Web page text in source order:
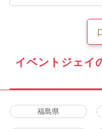
イベントジェイ
福島県